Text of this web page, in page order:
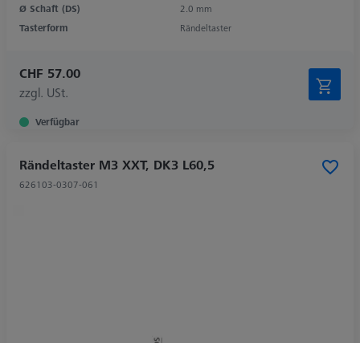
Ø Schaft (DS)
2.0 mm
Tasterform
Rändeltaster
CHF 57.00
zzgl. USt.
Verfügbar
Rändeltaster M3 XXT, DK3 L60,5
626103-0307-061